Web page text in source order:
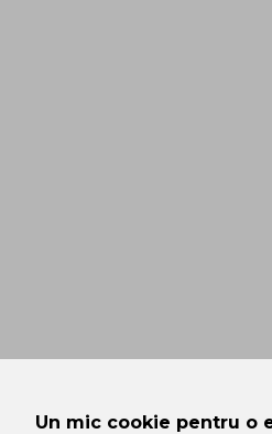
Un mic cookie pentru o